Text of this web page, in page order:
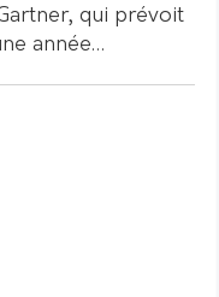
qui prévoit
année…